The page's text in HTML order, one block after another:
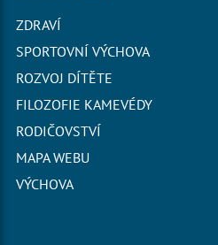
ZDRAVÍ
SPORTOVNÍ VÝCHOVA
ROZVOJ DÍTĚTE
FILOZOFIE KAMEVÉDY
RODIČOVSTVÍ
MAPA WEBU
VÝCHOVA